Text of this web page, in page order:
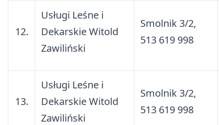
12.
Usługi Leśne i
Dekarskie Witold
Zawiliński
Smolnik 3/2,
513 619 998
13.
Usługi Leśne i
Dekarskie Witold
Zawiliński
Smolnik 3/2,
513 619 998